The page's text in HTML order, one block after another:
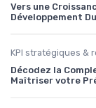
Vers une
Développement
KPI stratégiques &
Décodez la
Maîtriser votre